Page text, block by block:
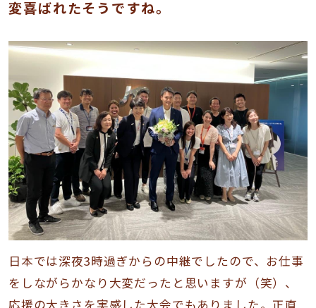
変喜ばれたそうですね。
日本では深夜3時過ぎからの中継でしたので、お仕事
をしながらかなり大変だったと思いますが（笑）、
応援の大きさを実感した大会でもありました。正直